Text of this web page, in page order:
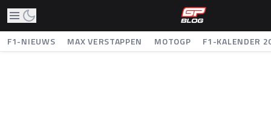
F1-NIEUWS MAX VERSTAPPEN MOTOGP F1-KALENDER